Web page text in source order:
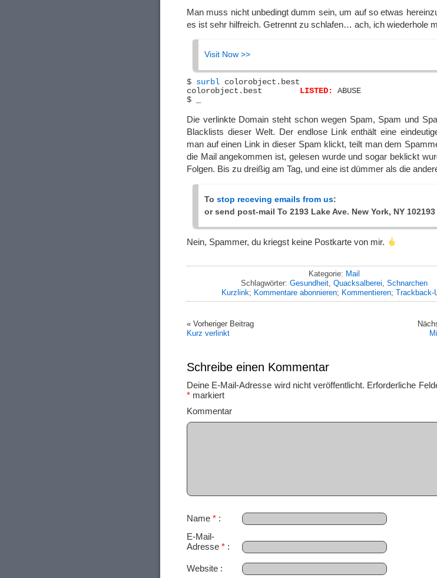
Man muss nicht unbedingt dumm sein, um auf so etwas
es ist sehr hilfreich. Getrennt zu schlafen… ach, ich wiederhole
Visit Now >>
$ surbl colorobject.best
LISTED:
ABUSE
Die verlinkte Domain steht schon wegen Spam, Spam und
Blacklists dieser Welt. Der endlose Link enthält eine
man auf einen Link in dieser Spam klickt, teilt man dem
die Mail angekommen ist, gelesen wurde und sogar beklickt
Folgen. Bis zu dreißig am Tag, und eine ist dümmer als die
To stop receving emails from us:
or send post-mail To 2193 Lake Ave. New York, NY 102193
Nein, Spammer, du kriegst keine Postkarte von mir.
Kategorie: Mail
Schlagwörter: Gesundheit, Quacksalberei Schnarchen
Kurzlink; Kommentare abonnieren; Kommentieren; Trackback-
« Vorheriger Beitrag
Kurz verlinkt
Schreibe einen Kommentar
Deine E-Mail-Adresse wird nicht veröffentlicht. Erforderliche
* markiert
Name *
E-Mail-
Adresse *
Website